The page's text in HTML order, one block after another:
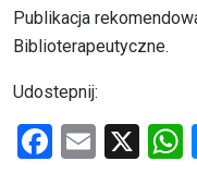
Publikacja
Biblioterapeutyczne.
Udostepnij:
F
E
X